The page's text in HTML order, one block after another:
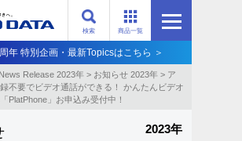
商品一覧
検索
年 特別企画・最新Topicsはこちら ＞
Release 2023年 > お知らせ 2023年 > ア
不要でビデオ通話ができる！ かんたんビデオ
PlatPhone」お申込み受付中！
2023年